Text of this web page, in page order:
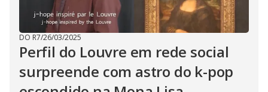
DO R7/26/03/2025
Perfil do Louvre em rede social
surpreende com astro do k-pop